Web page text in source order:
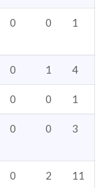
0 0 1
0 1 4
0 0 1
0 0 3
0 2 11